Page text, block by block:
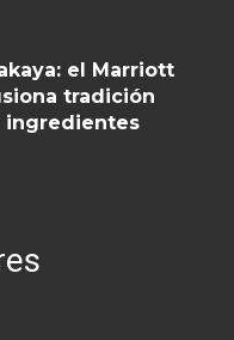
el Marriott
tradición
ingredientes